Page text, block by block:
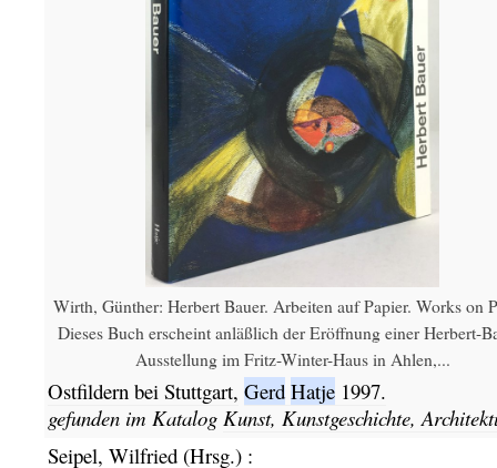
Wirth, Günther: Herbert Bauer. Arbeiten auf Papier. Works on
Dieses Buch erscheint anläßlich der Eröffnung einer Herbert-
Ausstellung im Fritz-Winter-Haus in Ahlen,...
Ostfildern bei Stuttgart, Gerd Hatje 1997.
gefunden im Katalog Kunst, Kunstgeschichte,
Seipel, Wilfried (Hrsg.):